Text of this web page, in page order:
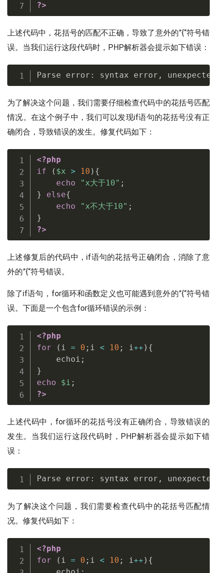
?>
上述代码中，花括号的匹配不正确，导致了意外的”{“符号错
误。当我们运行这段代码时，PHP解析器会提示如下错误：
Parse error : syntax error ,
为了解决这个问题，我们需要仔细检查代码中的花括号匹配
情况。在这个例子中，我们可以发现if语句的花括号没有正
确闭合，导致错误的发生。修复代码如下：
<?php
if
( $x > 10 ) {
echo
"x大于10" ;
}
else{
echo
"x不大于10" ;
}
?>
上述修复后的代码中，if语句的花括号正确闭合，消除了意
外的”{“符号错误。
除了if语句，for循环和函数定义也可能遇到意外的”{“符号错
误。下面是一个包含for循环错误的示例：
<?php
for
( i = 0 ; i < 10 ; i++ ) {
    echoi
;
}
echo
$i ;
?>
上述代码中，for循环的花括号没有正确闭合，导致错误的
发生。当我们运行这段代码时，PHP解析器会提示如下错
误：
Parse error : syntax error ,
为了解决这个问题，我们需要检查代码中的花括号匹配情
况。修复代码如下：
<?php
for
( i = 0 ; i < 10 ; i++ ) {